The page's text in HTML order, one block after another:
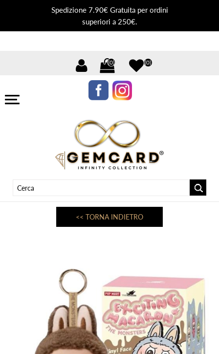
Spedizione 7.90€ Gratuita per ordini
superiori a 250€.
(0) (0)
<< TORNA INDIETRO